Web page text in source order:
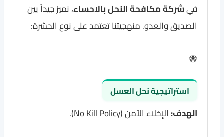
فيشركة مكافحة النحل بالاحساء، نميز جيداً بين
الصديق والعدو. منهجيتنا تعتمد على نوع الحشرة:
🐝
استراتيجية نحل العسل
الهدف: الإخلاء الآمن (No Kill Policy).